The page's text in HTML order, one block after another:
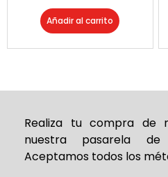
Añadir al carrito
Realiza tu compra de
nuestra pasarela de
Aceptamos todos los